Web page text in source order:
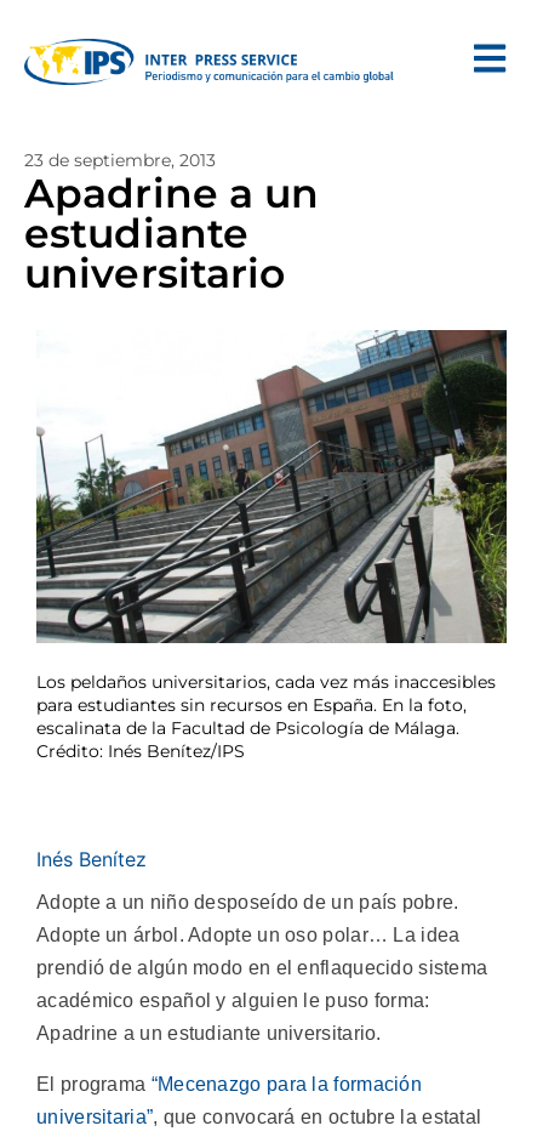
23 de septiembre, 2013
Apadrine a un
estudiante
universitario
Los peldaños universitarios, cada vez más inaccesibles
para estudiantes sin recursos en España. En la foto,
escalinata de la Facultad de Psicología de Málaga.
Crédito: Inés Benítez/IPS
Inés Benítez
Adopte a un niño desposeído de un país pobre.
Adopte un árbol. Adopte un oso polar… La idea
prendió de algún modo en el enflaquecido sistema
académico español y alguien le puso forma:
Apadrine a un estudiante universitario.
El programa “Mecenazgo para la formación
universitaria”, que convocará en octubre la estatal